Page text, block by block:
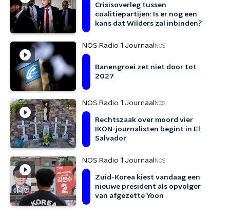
Crisisoverleg tussen
coalitiepartijen: Is er nog een
kans dat Wilders zal inbinden?
NOS Radio 1 Journaal NOS
Banengroei zet niet door tot
2027
NOS Radio 1 Journaal NOS
Rechtszaak over moord vier
IKON-journalisten begint in El
Salvador
NOS Radio 1 Journaal NOS
Zuid-Korea kiest vandaag een
nieuwe president als opvolger
van afgezette Yoon